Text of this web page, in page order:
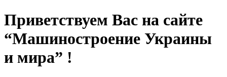
Приветствуем Вас на сайте
“Машиностроение Украины
и мира” !